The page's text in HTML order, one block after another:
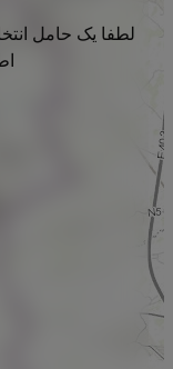
لطفا یک حامل